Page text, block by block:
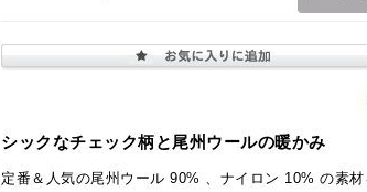
シックなチェック柄と尾州ウールの暖かみ
定番＆人気の尾州ウール 90% 、ナイロン 10% の素